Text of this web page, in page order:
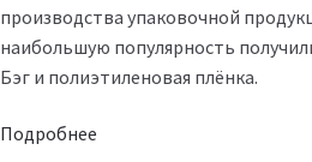
производства упаковочной
наибольшую популярность
Бэг и полиэтиленовая плёнка.
Подробнее